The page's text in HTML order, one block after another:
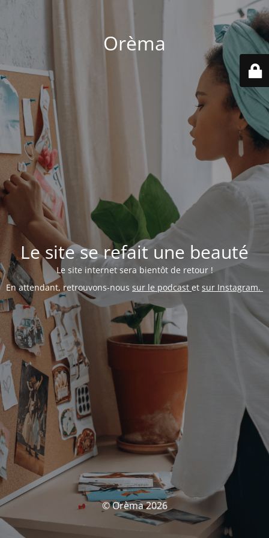
Orèma
Le site se refait une beauté
Le site internet sera bientôt de retour !
En attendant, retrouvons-nous sur le podcast et sur Instagram.
© Orèma 2026